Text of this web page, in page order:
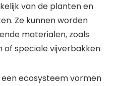
van de planten en
Ze kunnen worden
materialen, zoals
speciale vijverbakken.
een ecosysteem vormen